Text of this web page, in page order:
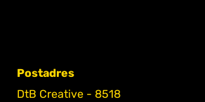
Postadres
DtB Creative - 8518